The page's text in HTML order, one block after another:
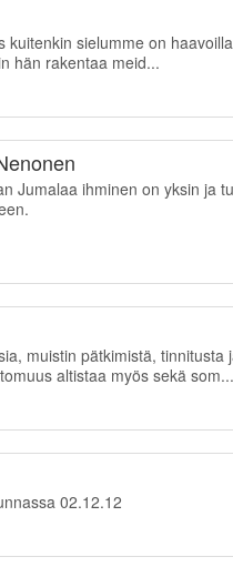
sielumme on
hän rakentaa meid...
Jumalaa ihminen on yksin
muistin pätkimistä,
altistaa myös sekä som...
02.12.12